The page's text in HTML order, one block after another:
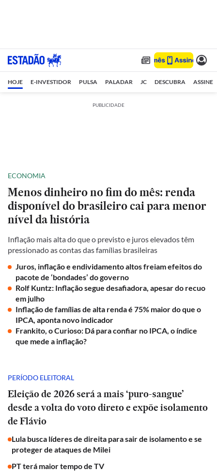
HOJE E-INVESTIDOR PULSA PALADAR JC DESCUBRA ASSINE
PUBLICIDADE
ECONOMIA
Menos dinheiro no fim do mês: renda
disponível do brasileiro cai para menor
nível da história
Inflação mais alta do que o previsto e juros elevados têm
pressionado as contas das famílias brasileiras
Juros, inflação e endividamento altos freiam efeitos do
pacote de ‘bondades’ do governo
Rolf Kuntz: Inflação segue desafiadora, apesar do recuo
em julho
Inflação de famílias de alta renda é 75% maior do que o
IPCA, aponta novo indicador
Frankito, o Curioso: Dá para confiar no IPCA, o índice
que mede a inflação?
PERÍODO ELEITORAL
Eleição de 2026 será a mais ‘puro-sangue’
desde a volta do voto direto e expõe isolamento
de Flávio
Lula busca líderes de direita para sair de isolamento e se
proteger de ataques de Milei
PT terá maior tempo de TV